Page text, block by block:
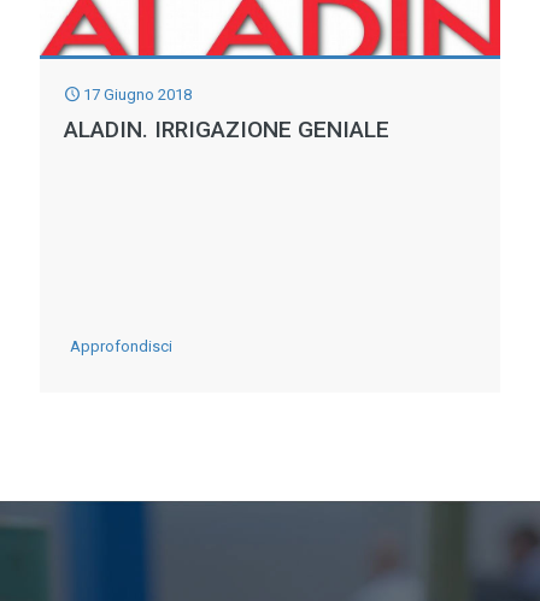
Mediterraneo
17 Giugno 2018
ALADIN. IRRIGAZIONE GENIALE
Approfondisci-